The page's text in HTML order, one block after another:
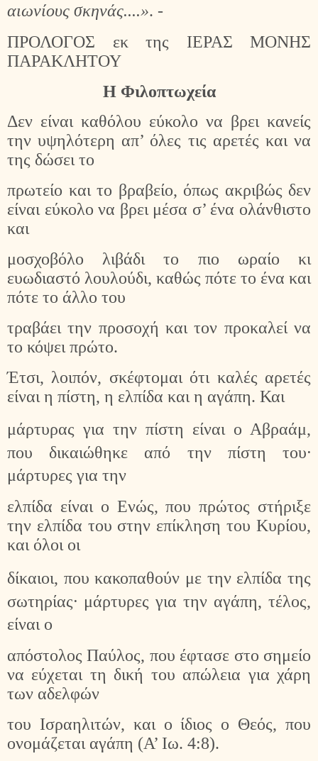
αιωνίους σκηνάς....». -
ΠΡΟΛΟΓΟΣ εκ της ΙΕΡΑΣ ΜΟΝΗΣ
ΠΑΡΑΚΛΗΤΟΥ
Η Φιλοπτωχεία
Δεν είναι καθόλου εύκολο να βρει κανείς
την υψηλότερη απ’ όλες τις αρετές και να
της δώσει το
πρωτείο και το βραβείο, όπως ακριβώς δεν
είναι εύκολο να βρει μέσα σ’ ένα ολάνθιστο
και
μοσχοβόλο λιβάδι το πιο ωραίο κι
ευωδιαστό λουλούδι, καθώς πότε το ένα και
πότε το άλλο του
τραβάει την προσοχή και τον προκαλεί να
το κόψει πρώτο.
Έτσι, λοιπόν, σκέφτομαι ότι καλές αρετές
είναι η πίστη, η ελπίδα και η αγάπη. Και
μάρτυρας για την πίστη είναι ο Αβραάμ,
που δικαιώθηκε από την πίστη του·
μάρτυρες για την
ελπίδα είναι ο Ενώς, που πρώτος στήριξε
την ελπίδα του στην επίκληση του Κυρίου,
και όλοι οι
δίκαιοι, που κακοπαθούν με την ελπίδα της
σωτηρίας· μάρτυρες για την αγάπη, τέλος,
είναι ο
απόστολος Παύλος, που έφτασε στο σημείο
να εύχεται τη δική του απώλεια για χάρη
των αδελφών
του Ισραηλιτών, και ο ίδιος ο Θεός, που
ονομάζεται αγάπη (Α’ Ιω. 4:8).